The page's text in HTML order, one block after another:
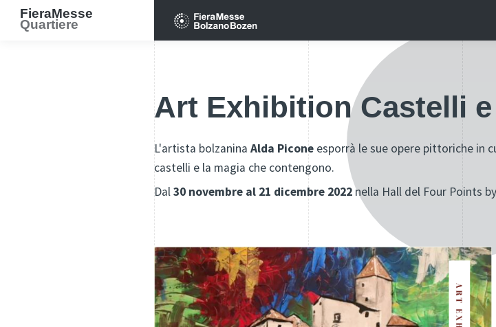
FieraMesse
Quartiere
Art Exhibition Castelli
L'artista bolzanina Alda Picone esporrà le sue opere pittoriche in
castelli e la magia che contengono.
Dal30 novembre al 21 dicembre 2022nella Hall del Four Points